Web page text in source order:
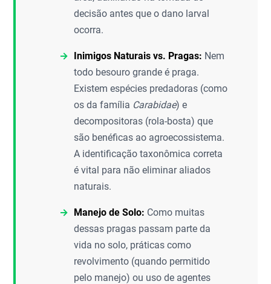
decisão antes que o dano larval
ocorra.
Inimigos Naturais vs. Pragas: Nem
todo besouro grande é praga.
Existem espécies predadoras (como
os da família Carabidae) e
decompositoras (rola-bosta) que
são benéficas ao agroecossistema.
A identificação taxonômica correta
é vital para não eliminar aliados
naturais.
Manejo de Solo: Como muitas
dessas pragas passam parte da
vida no solo, práticas como
revolvimento (quando permitido
pelo manejo) ou uso de agentes